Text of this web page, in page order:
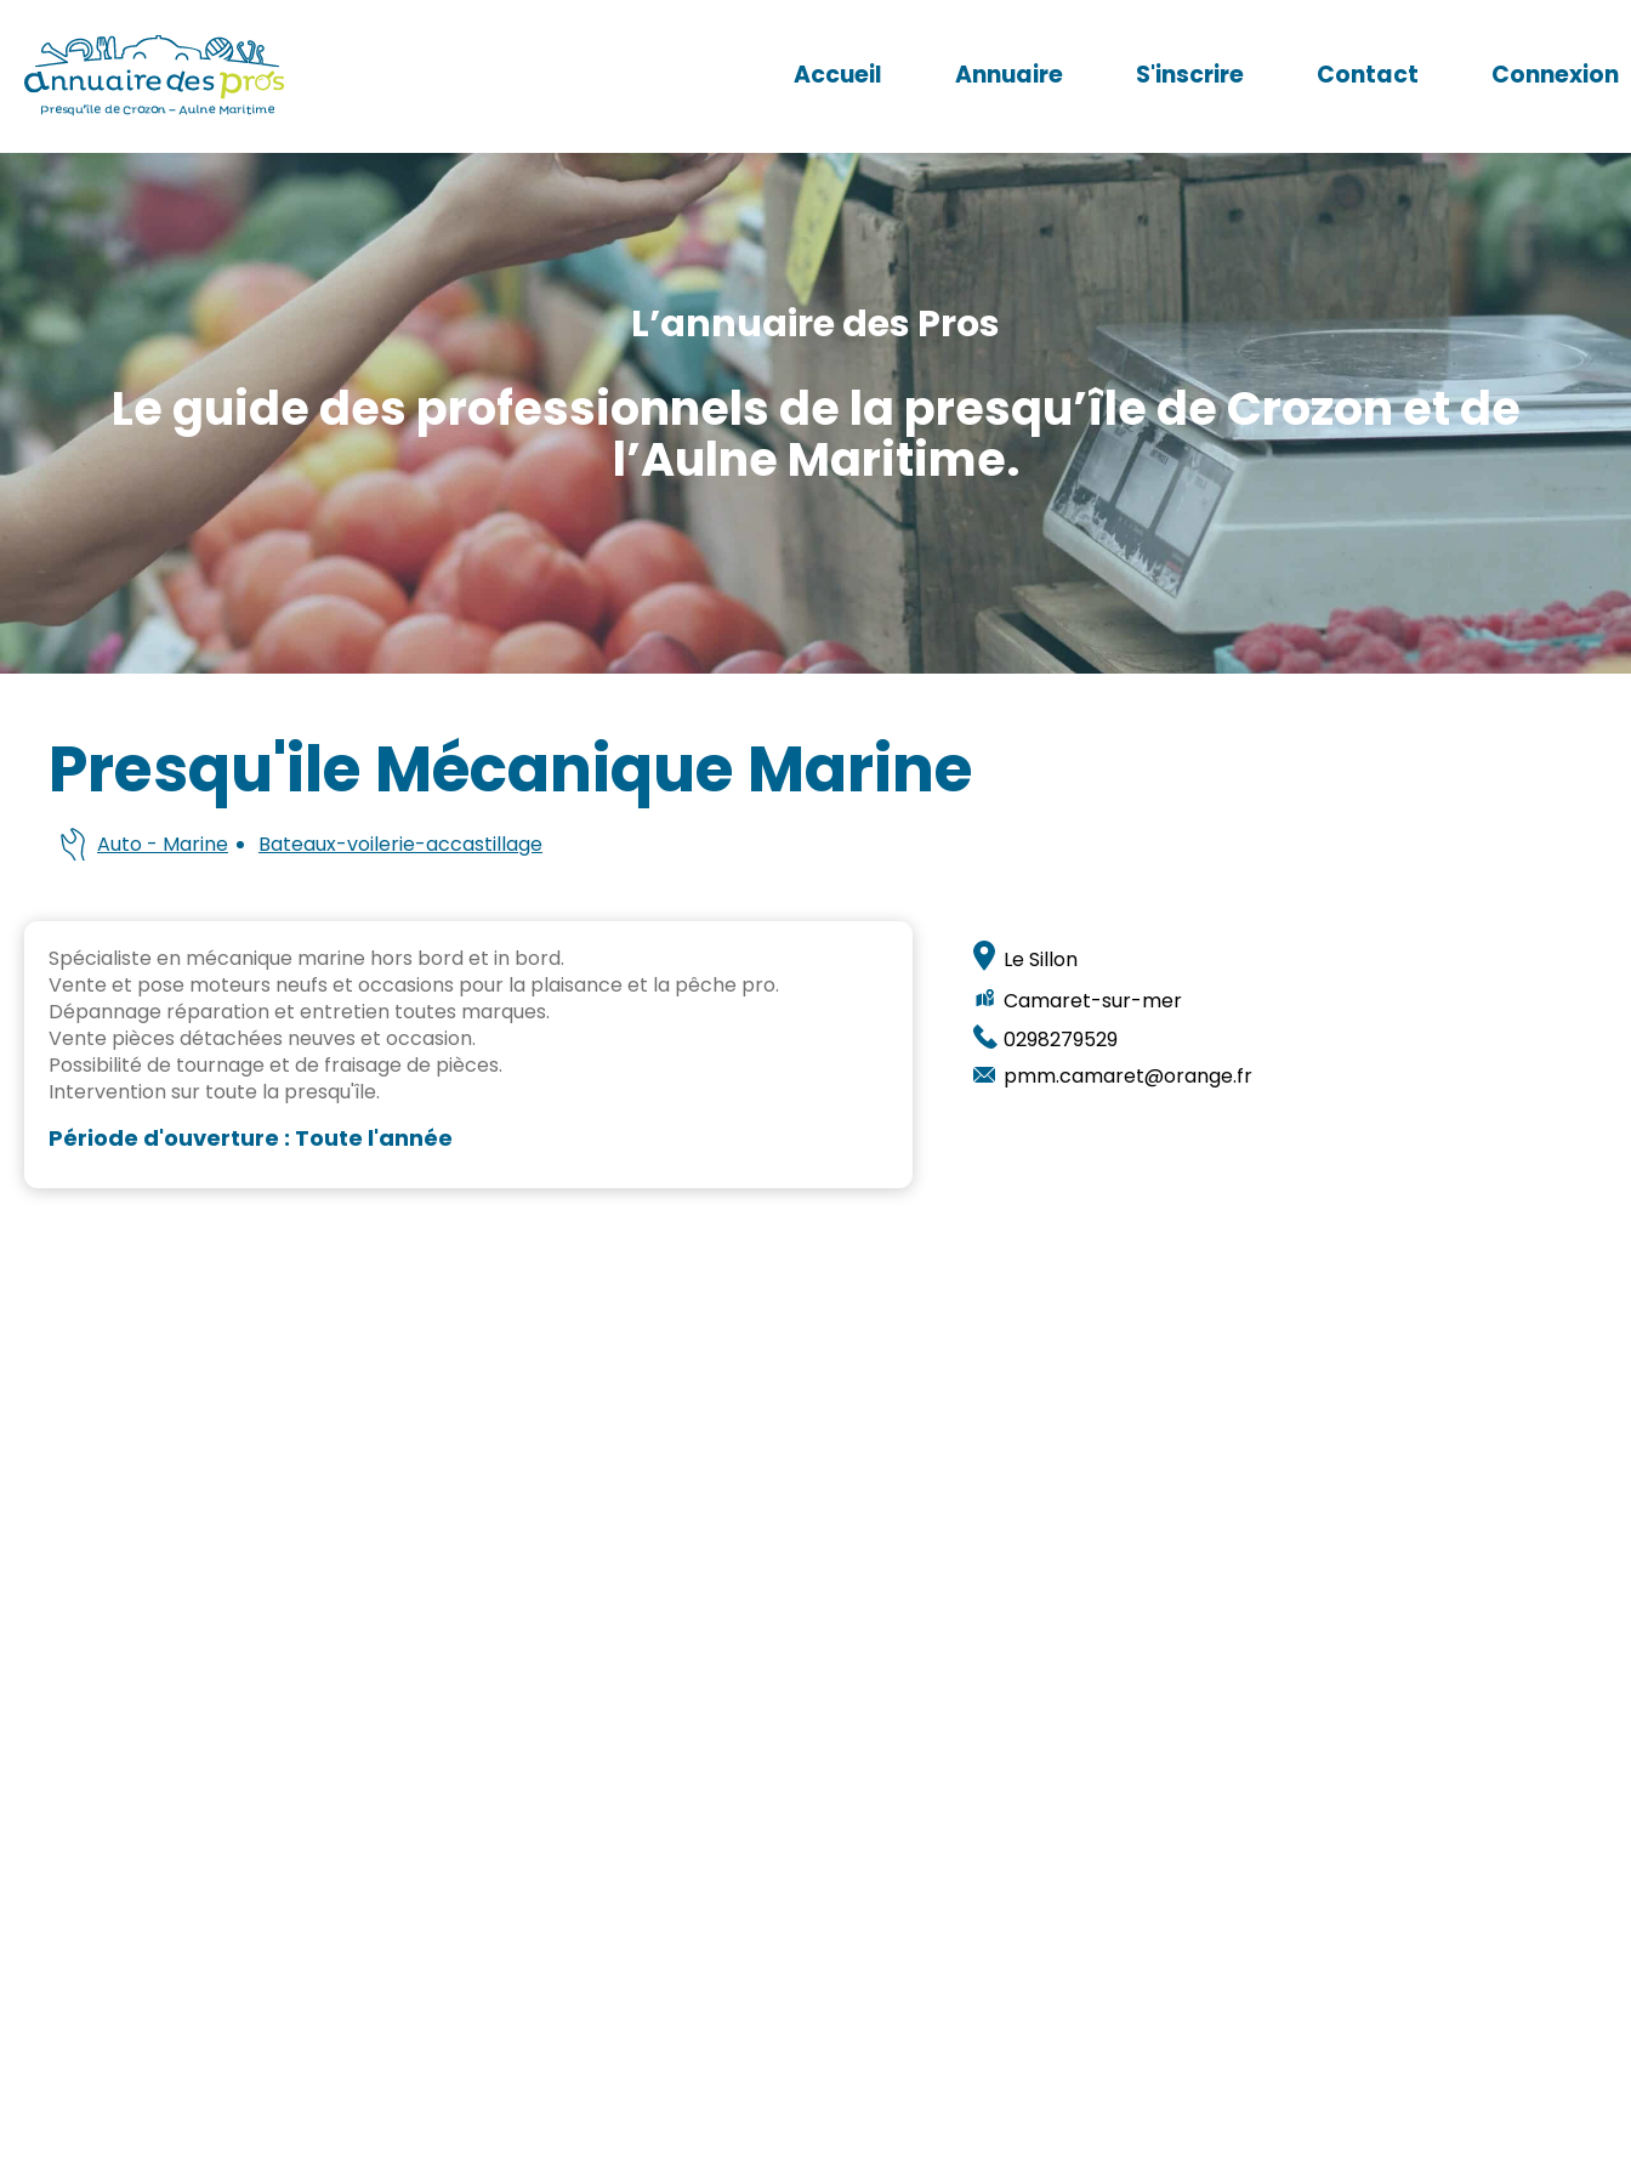
Accueil Annuaire S'inscrire Contact Connexion
L’annuaire des Pros
Le guide des professionnels de la presqu’île de Crozon et de
l’Aulne Maritime.
Presqu'ile Mécanique Marine
Auto - Marine Bateaux-voilerie-accastillage
Spécialiste en mécanique marine hors bord et in bord.
Vente et pose moteurs neufs et occasions pour la plaisance et la pêche pro.
Dépannage réparation et entretien toutes marques.
Vente pièces détachées neuves et occasion.
Possibilité de tournage et de fraisage de pièces.
Intervention sur toute la presqu'île.
Période d'ouverture : Toute l'année
Le Sillon
Camaret-sur-mer
0298279529
pmm.camaret@orange.fr